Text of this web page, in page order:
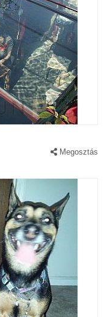
Megosztás